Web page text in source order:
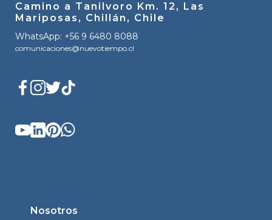
Camino a Tanilvoro Km. 12, Las
Mariposas, Chillán, Chile
WhatsApp: +56 9 6480 8088
comunicaciones@nuevotiempo.cl
Nosotros